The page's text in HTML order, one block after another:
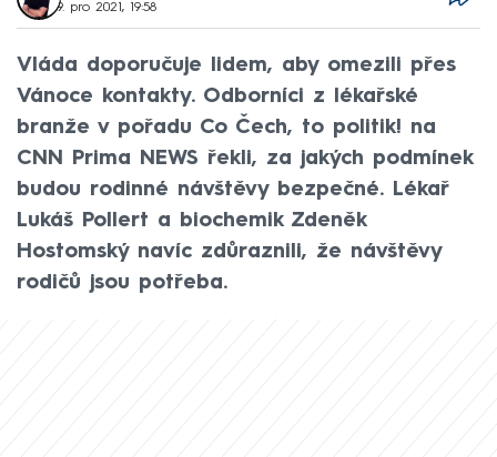
9. pro 2021, 19:58
Vláda doporučuje lidem, aby omezili přes
Vánoce kontakty. Odborníci z lékařské
branže v pořadu Co Čech, to politik! na
CNN Prima NEWS řekli, za jakých podmínek
budou rodinné návštěvy bezpečné. Lékař
Lukáš Pollert a biochemik Zdeněk
Hostomský navíc zdůraznili, že návštěvy
rodičů jsou potřeba.